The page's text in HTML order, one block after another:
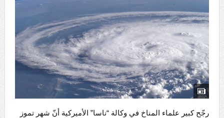
رجّح كبير علماء المناخ في وكالة “ناسا” الأميركية أنّ شهر تموز